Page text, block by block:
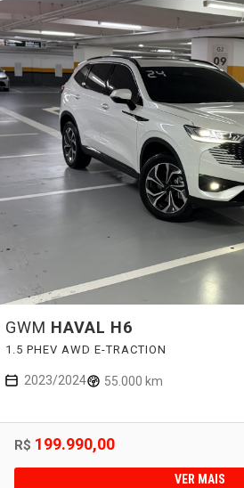
GWM HAVAL H6
1.5 PHEV AWD E-TRACTION
2023/2024 55.000 km
R$ 199.990,00
VER MAIS